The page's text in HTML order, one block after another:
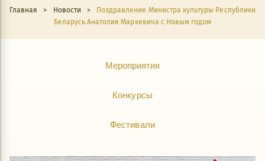
Главная > Новости >
Поздравление Министра культуры Республики
Беларусь Анатолия Маркевича с Новым годом
Мероприятия
Конкурсы
Фестивали